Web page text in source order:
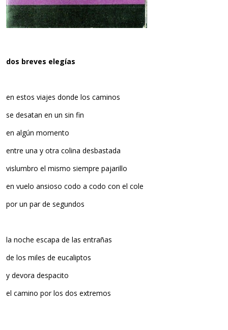
dos breves elegías
en estos viajes donde los caminos
se desatan en un sin fin
en algún momento
entre una y otra colina desbastada
vislumbro el mismo siempre pajarillo
en vuelo ansioso codo a codo con el cole
por un par de segundos
la noche escapa de las entrañas
de los miles de eucaliptos
y devora despacito
el camino por los dos extremos